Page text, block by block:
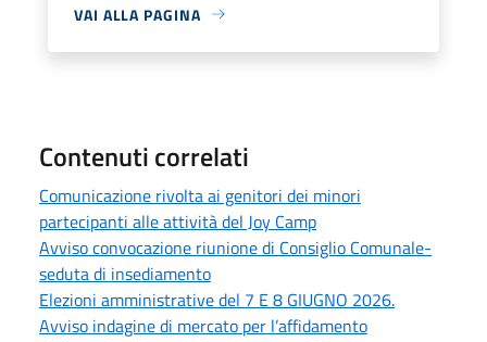
VAI ALLA PAGINA
Contenuti correlati
Comunicazione rivolta ai genitori dei minori
partecipanti alle attività del Joy Camp
Avviso convocazione riunione di Consiglio Comunale-
seduta di insediamento
Elezioni amministrative del 7 E 8 GIUGNO 2026.
Avviso indagine di mercato per l’affidamento